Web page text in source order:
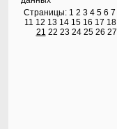
Страницы: 1 2 3 4 5 6 7
11 12 13 14 15 16 17 18
21 22 23 24 25 26 27